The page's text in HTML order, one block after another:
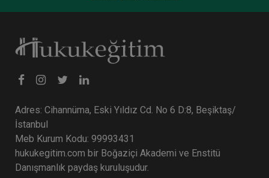
Adres: Cihannüma, Eski Yıldız Cd. No 6 D:8, Beşiktaş/
İstanbul
Meb Kurum Kodu: 99993431
hukukegitim.com bir Boğaziçi Akademi ve Enstitü
Danışmanlık paydaş kuruluşudur.